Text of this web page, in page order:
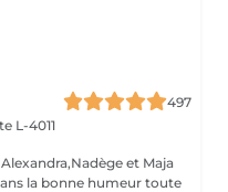
497
L-4011
et Maja
la bonne humeur toute